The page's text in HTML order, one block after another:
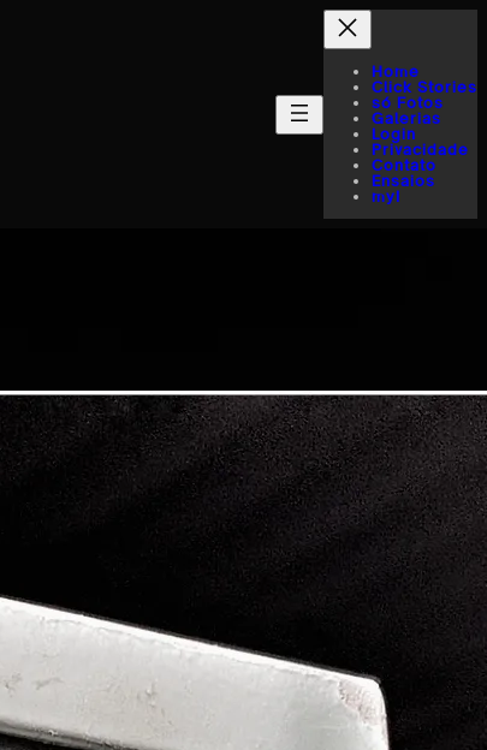
Home
Click Stories
só Fotos
Galerias
Login
Privacidade
Contato
Ensaios
myI